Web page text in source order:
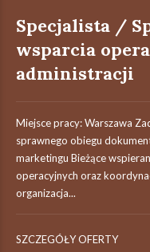
Specjalista /
wsparcia
administracji
Miejsce pracy: Warszawa
sprawnego obiegu
marketingu Bieżące
operacyjnych oraz
organizacja...
SZCZEGÓŁY OFERTY